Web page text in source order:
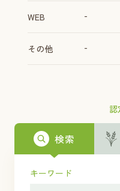
認
検索
キーワード
WEB -
その他 -